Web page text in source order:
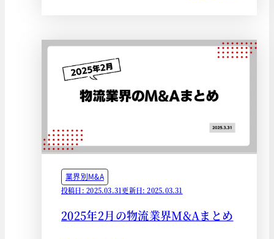
業界別M&A
投稿日: 2025.03.31更新日: 2025.03.31
2025年2月の物流業界M&Aまとめ